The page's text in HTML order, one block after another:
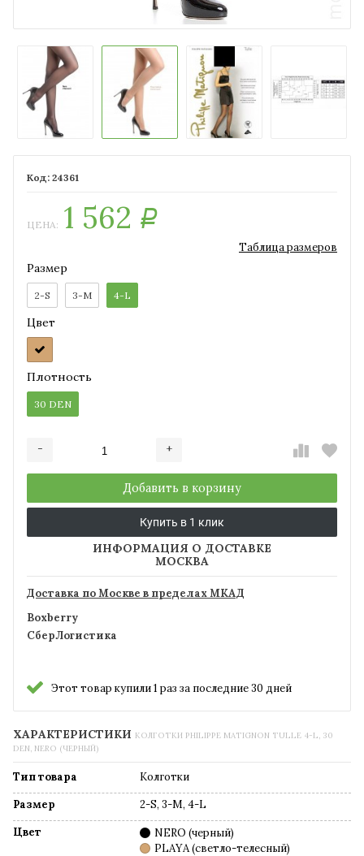
24361
ЦЕНА: 1 562 Р
Таблица размеров
Размер
2-S 3-M 4-L
Цвет
Плотность
30 DEN
- +
Добавить в корзину
Купить в 1 клик
ИНФОРМАЦИЯ О ДОСТАВКЕ
МОСКВА
Доставка по Москве в пределах МКАД
Boxberry
СберЛогистика
Этот товар купили 1 раз за последние 30 дней
ХАРАКТЕРИСТИКИ КОЛГОТКИ PHILIPPE MATIGNON TULLE 4-L, 30
DEN, NERO (ЧЕРНЫЙ)
Тип товара
Колготки
Размер
2-S, 3-M, 4-L
Цвет
NERO (черный)
PLAYA (светло-телесный)